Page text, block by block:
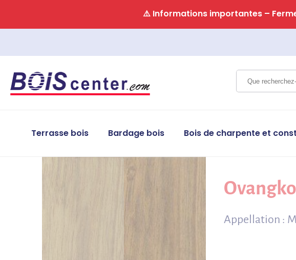
⚠️ Informations importantes –
Terrasse bois Bardage bois Bois de charpente et
Appellation :